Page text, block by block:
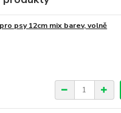
psy 12cm mix barev, volně